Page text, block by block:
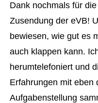
Dank nochmals für
Zusendung der eVB!
bewiesen, wie gut es
auch klappen kann.
herumtelefoniert und
Erfahrungen mit eben
Aufgabenstellung